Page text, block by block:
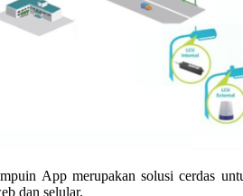
App merupakan solusi cerdas
dan selular.